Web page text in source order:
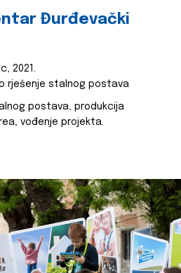
Đurđevački
2021.
rješenje stalnog postava
postava, produkcija
vođenje projekta.